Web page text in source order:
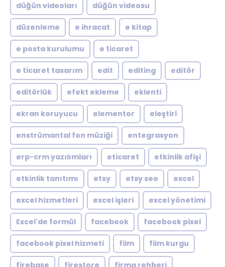
düğün videoları düğün videosu
düzenleme e ihracat e kitap
e posta kurulumu e ticaret
e ticaret tasarım edit editing editör
editörlük efekt ekleme eklenti
ekran koruyucu elementor eleştiri
enstrümantal fon müziği entegrasyon
erp-crm yazılımları eticaret etkinlik afişi
etkinlik tanıtımı etsy etsy seo excel
excel hizmetleri excel işleri excel yönetimi
Excel'de formül facebook facebook pixel
facebook pixel hizmeti film film kurgu
firebase firestore firma rehberi